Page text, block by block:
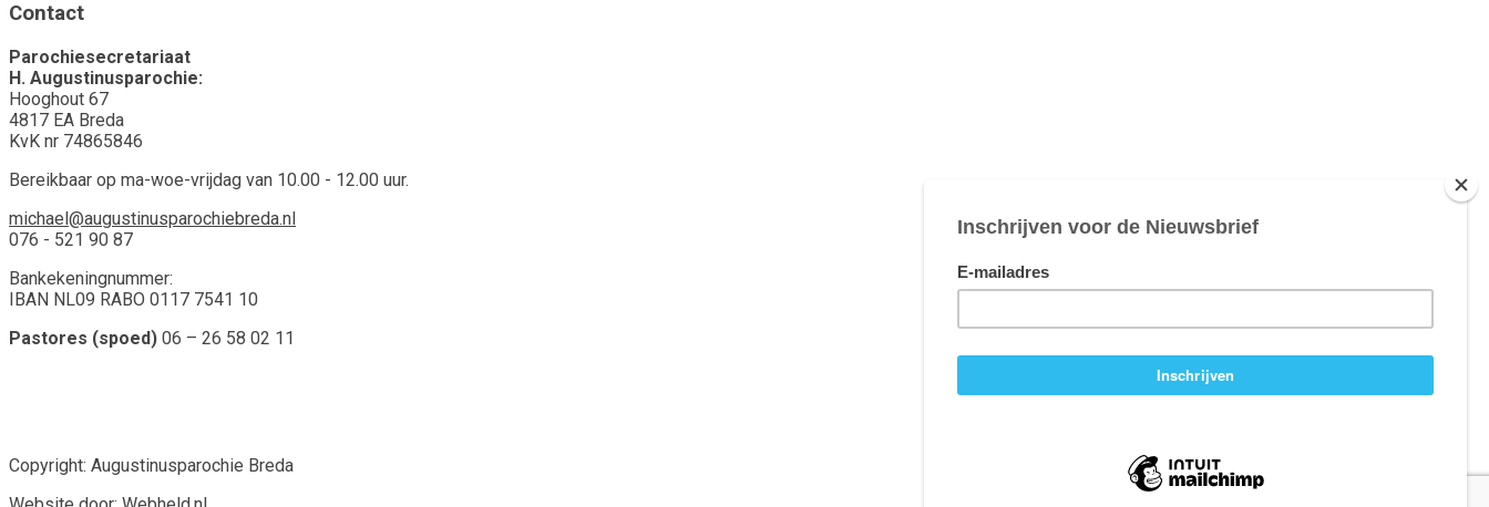
Contact
Parochiesecretariaat
H. Augustinusparochie:
Hooghout 67
4817 EA Breda
KvK nr 74865846
Bereikbaar op ma-woe-vrijdag van 10.00 - 12.00 uur.
michael@augustinusparochiebreda.nl
076 - 521 90 87
Bankekeningnummer:
IBAN NL09 RABO 0117 7541 10
Pastores (spoed) 06 – 26 58 02 11
Copyright: Augustinusparochie Breda